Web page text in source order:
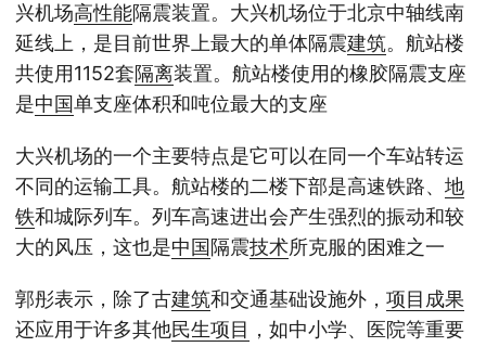
兴机场高性能隔震装置。大兴机场位于北京中轴线南
延线上，是目前世界上最大的单体隔震建筑。航站楼
共使用1152套隔离装置。航站楼使用的橡胶隔震支座
是中国单支座体积和吨位最大的支座
大兴机场的一个主要特点是它可以在同一个车站转运
不同的运输工具。航站楼的二楼下部是高速铁路、 地
铁和城际列车。列车高速进出会产生强烈的振动和较
大的风压，这也是中国 隔震技术所克服的困难之一
郭彤表示，除了古建筑和交通基础设施外， 项目成果
还应用于许多其他民生项目 ，如中小学、医院等重要